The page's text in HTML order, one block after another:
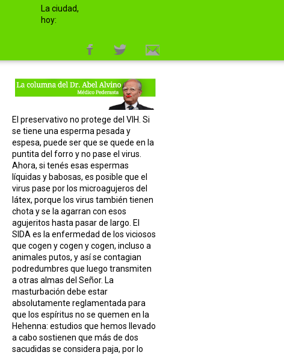
La ciudad,
hoy:
El preservativo no protege del VIH. Si
se tiene una esperma pesada y
espesa, puede ser que se quede en la
puntita del forro y no pase el virus.
Ahora, si tenés esas espermas
líquidas y babosas, es posible que el
virus pase por los microagujeros del
látex, porque los virus también tienen
chota y se la agarran con esos
agujeritos hasta pasar de largo. El
SIDA es la enfermedad de los viciosos
que cogen y cogen y cogen, incluso a
animales putos, y así se contagian
podredumbres que luego transmiten
a otras almas del Señor. La
masturbación debe estar
absolutamente reglamentada para
que los espíritus no se quemen en la
Hehenna: estudios que hemos llevado
a cabo sostienen que más de dos
sacudidas se considera paja, por lo